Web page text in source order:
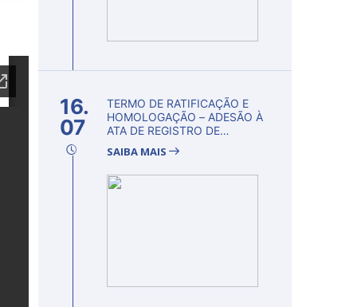
16.
07
TERMO DE RATIFICAÇÃO E
HOMOLOGAÇÃO – ADESÃO À
ATA DE REGISTRO DE
SAIBA MAIS